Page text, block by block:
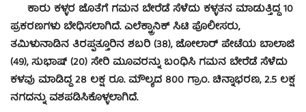
ಕಾರು ಕಳ್ಳರ ಜೊತೆಗೆ ಗಮನ ಬೇರೆಡೆ ಸೆಳೆದು ಕಳ್ಳತನ ಮಾಡುತ್ತಿದ್ದ 10
ಪ್ರಕರಣಗಳು ಬೇಧಿಸಲಾಗಿದೆ. ಎಲೆಕ್ಟ್ರಾನಿಕ್ ಸಿಟಿ ಪೊಲೀಸರು,
ತಮಿಳುನಾಡಿನ ತಿರಪ್ಪತ್ತೂರಿನ ಶಬರಿ (38), ಜೋಲಾರ್ ಪೇಟೆಯ ಬಾಲಾಜಿ
(49), ಸುಭಾಷ್ (20) ಸೇರಿ ಮೂವರನ್ನು ಬಂಧಿಸಿ ಗಮನ ಬೇರೆಡೆ ಸೆಳೆದು
ಕಳವು ಮಾಡಿದ್ದ 28 ಲಕ್ಷ ರೂ. ಮೌಲ್ಯದ 800 ಗ್ರಾಂ. ಚಿನ್ನಾಭರಣ, 2.5 ಲಕ್ಷ
ನಗದನ್ನು ವಶಪಡಿಸಿಕೊಳ್ಳಲಾಗಿದೆ.